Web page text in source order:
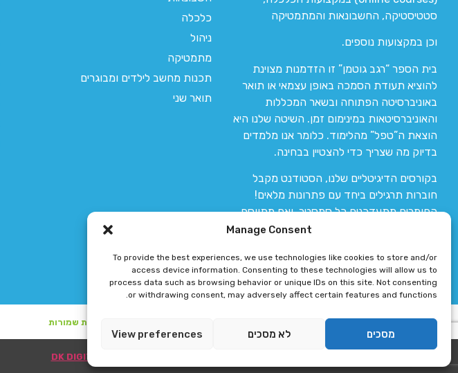
Manage Consent
To provide the best experiences, we use technologies like cookies to store and/or
access device information. Consenting to these technologies will allow us to
process data such as browsing behavior or unique IDs on this site. Not consenting
or withdrawing consent, may adversely affect certain features and functions.
מסכים לא מסכים View preferences
סטטיסטיקה, החשבונאות והמתמטיקה
וכן במקצועות נוספים.
בית הספר “רגב גוטמן” זו הזדמנות מצוינת
להוציא תעודת הסמכה באופן עצמאי או תואר
באוניברסיטה הפתוחה ובשאר המכללות
והאוניברסיטאות במינימום זמן. השיטה שלנו היא
הוצאת ה”טפל” מהלימוד. כלומר אנו מלמדים
בדיוק מה שצריך כדי להצטיין בבחינה.
בקורסים הדיגיטליים שלנו, הסטודנט מקבל
חוברות תרגילים ביחד עם פתרונות מלאים!
החומרים מתעדכנים כל סמסטר, ואם מתווסף
חומר חדש אז הקורס מתעדכן יחד איתו.
כלכלה
ניהול
מתמטיקה
תכנות מחשב לילדים ומבוגרים
תואר שני